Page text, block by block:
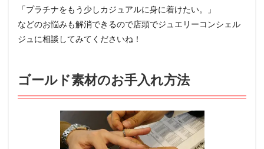
「プラチナをもう少しカジュアルに身に着けたい。」
などのお悩みも解消できるので店頭でジュエリーコンシェル
ジュに相談してみてくださいね！
ゴールド素材のお手入れ方法